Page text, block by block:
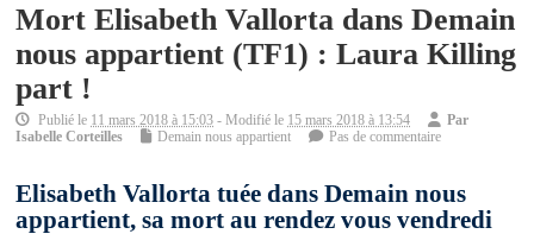
Mort Elisabeth Vallorta dans Demain
nous appartient (TF1) : Laura Killing
part !
Publié le 11 mars 2018 à 15:03 - Modifié le 15 mars 2018 à 13:54
Par
Isabelle Corteilles
Demain nous appartient Pas de commentaire
Elisabeth Vallorta tuée dans Demain nous
appartient, sa mort au rendez vous vendredi